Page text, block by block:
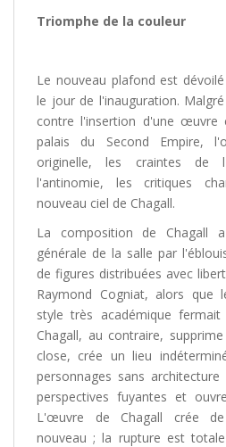
Triomphe de la couleur
Le nouveau plafond est
le jour de l'inauguration.
contre l'insertion d'une œuvre
palais du Second Empire,
originelle, les craintes de
l'antinomie, les critiques
nouveau ciel de Chagall.
La composition de Chagall
générale de la salle par
de figures distribuées avec
Raymond Cogniat, alors que
style très académique
Chagall, au contraire,
close, crée un lieu
personnages sans
perspectives fuyantes et
L'œuvre de Chagall crée
nouveau ; la rupture est